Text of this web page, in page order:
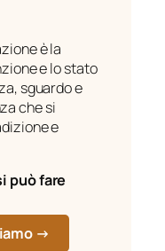
è la
e lo stato
sguardo e
che si
e
può fare
→